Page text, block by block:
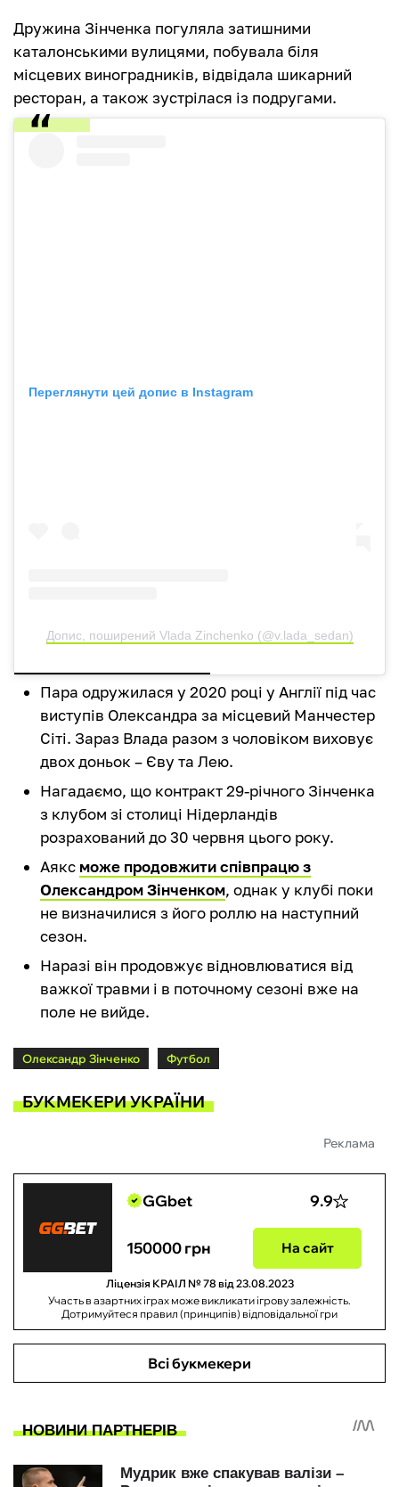
Дружина Зінченка погуляла затишними
каталонськими вулицями, побувала біля
місцевих виноградників, відвідала шикарний
ресторан, а також зустрілася із подругами.
Переглянути цей допис в Instagram
Допис, поширений Vlada Zinchenko (@v.lada_sedan)
Пара одружилася у 2020 році у Англії під час
виступів Олександра за місцевий Манчестер
Сіті. Зараз Влада разом з чоловіком виховує
двох доньок – Єву та Лею.
Нагадаємо, що контракт 29-річного Зінченка
з клубом зі столиці Нідерландів
розрахований до 30 червня цього року.
Аякс може продовжити співпрацю з
Олександром Зінченком, однак у клубі поки
не визначилися з його роллю на наступний
сезон.
Наразі він продовжує відновлюватися від
важкої травми і в поточному сезоні вже на
поле не вийде.
Олександр Зінченко Футбол
БУКМЕКЕРИ УКРАЇНИ
Реклама
GGbet 9.9
150000 грн На сайт
Ліцензія КРАІЛ № 78 від 23.08.2023
Участь в азартних іграх може викликати ігрову залежність.
Дотримуйтеся правил (принципів) відповідальної гри
Всі букмекери